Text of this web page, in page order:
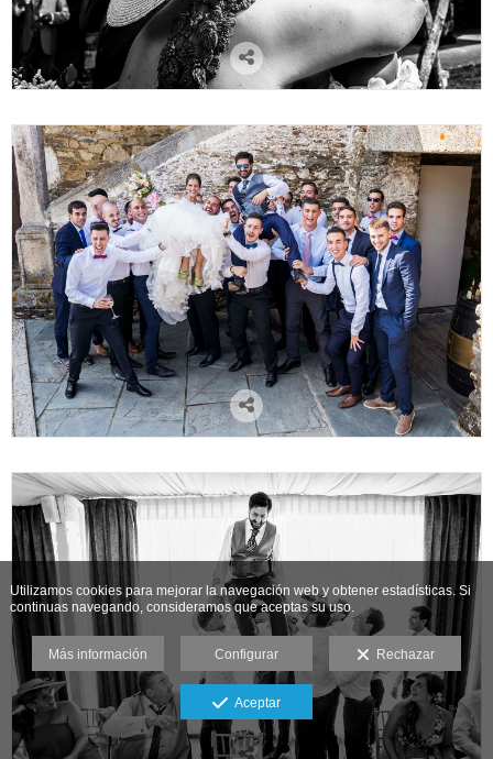
Utilizamos cookies para mejorar la navegación web y obtener estadísticas. Si
continuas navegando, consideramos que aceptas su uso.
Más información Configurar Rechazar
Aceptar